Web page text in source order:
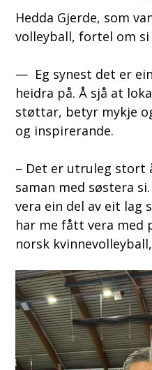
Hedda Gjerde, som
volleyball, fortel om
— Eg synest det er
heidra på. Å sjå at
støttar, betyr mykje
og inspirerande.
– Det er utruleg stort
saman med søstera
vera ein del av eit lag
har me fått vera med
norsk